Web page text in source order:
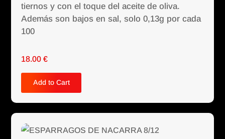
tiernos y con el toque del aceite de oliva.
Además son bajos en sal, solo 0,13g por cada
100
18.00€
Add to Cart